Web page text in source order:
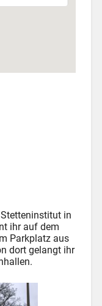
in
ihr auf dem
Parkplatz aus
dort gelangt ihr